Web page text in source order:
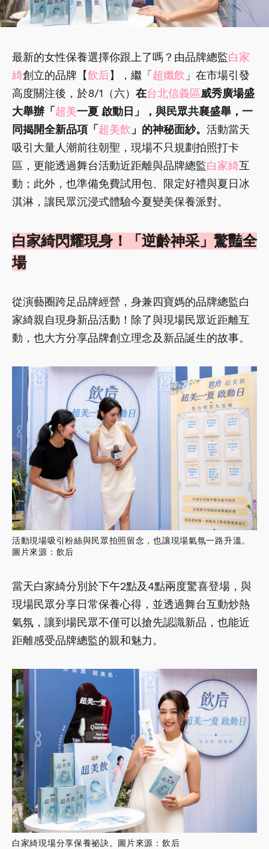
最新的女性保養選擇你跟上了嗎？由品牌總監白家
綺創立的品牌【飲后】，繼「 超孅飲 」在市場引發
高度關注後，於8/1（六） 在台北信義區威秀廣場盛
大舉辦「 超美一夏 啟動日」，與民眾共襄盛舉，一
同揭開全新品項「 超美飲 」的神秘面紗。 活動當天
吸引大量人潮前往朝聖，現場不只規劃拍照打卡
區，更能透過舞台活動近距離與品牌總監白家綺互
動；此外，也準備免費試用包、限定好禮與夏日冰
淇淋，讓民眾沉浸式體驗今夏變美保養派對。
白家綺閃耀現身！「逆齡神采」驚豔全
場
從演藝圈跨足品牌經營，身兼四寶媽的品牌總監白
家綺親自現身新品活動！除了與現場民眾近距離互
動，也大方分享品牌創立理念及新品誕生的故事。
活動現場吸引粉絲與民眾拍照留念，也讓現場氣氛一路升溫。
圖片來源：飲后
當天白家綺分別於下午2點及4點兩度驚喜登場，與
現場民眾分享日常保養心得，並透過舞台互動炒熱
氣氛，讓到場民眾不僅可以搶先認識新品，也能近
距離感受品牌總監的親和魅力。
白家綺現場分享保養祕訣。圖片來源：飲后